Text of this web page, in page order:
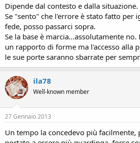
Dipende dal contesto e dalla situazione.
Se "sento" che l'errore è stato fatto per
fede, posso passarci sopra.
Se la base è marcia...assolutamente
un rapporto di forme ma l'accesso alla
le sue porte saranno sbarrate per
ila78
Well-known member
27 Gennaio 2013
Un tempo la concedevo più facilmente,